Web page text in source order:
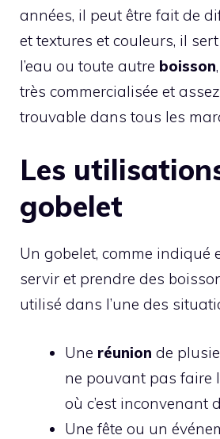
années, il peut être fait de
et textures et couleurs, il
l’eau ou toute autre boisson
très commercialisée et
trouvable dans tous les
Les
gobelet
Un gobelet, comme indiqué
servir et prendre des
utilisé dans l’une des
Une réunion de
ne pouvant pas faire
où c’est inconvenant
Une fête ou un